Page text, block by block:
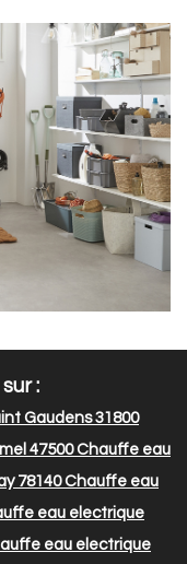
:
Gaudens 31800
47500Chauffe eau
78140Chauffe eau
eau electrique
eau electrique